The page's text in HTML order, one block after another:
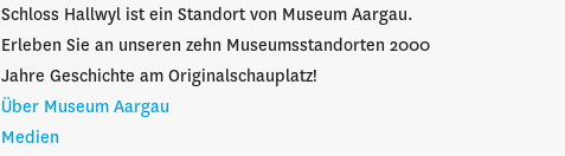
Schloss Hallwyl ist ein Standort von Museum Aargau.
Erleben Sie an unseren zehn Museumsstandorten 2000
Jahre Geschichte am Originalschauplatz!
Über Museum Aargau
Medien